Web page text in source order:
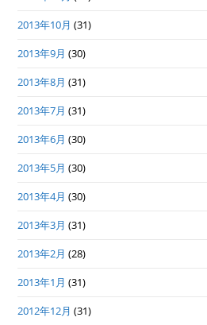
2013年10月 (31)
2013年9月 (30)
2013年8月 (31)
2013年7月 (31)
2013年6月 (30)
2013年5月 (30)
2013年4月 (30)
2013年3月 (31)
2013年2月 (28)
2013年1月 (31)
2012年12月 (31)